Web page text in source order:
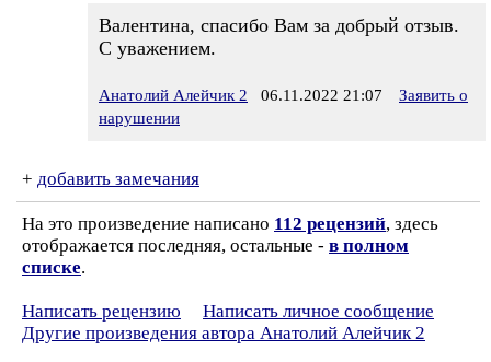
Валентина, спасибо Вам за добрый отзыв.
С уважением.
Анатолий Алейчик 2 06.11.2022 21:07
Заявить о
нарушении
+ добавить замечания
На это произведение написано 112 рецензий, здесь
отображается последняя, остальные - в полном
списке.
Написать рецензию
Написать личное сообщение
Другие произведения автора Анатолий Алейчик 2